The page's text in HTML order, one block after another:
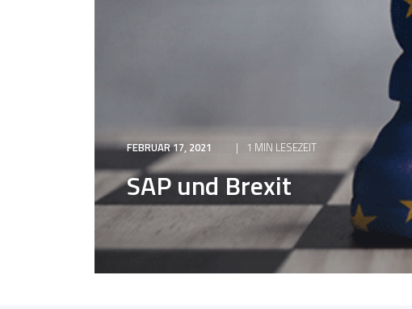
FEBRUAR 17, 2021 1 MIN LESEZEIT
SAP und Brexit